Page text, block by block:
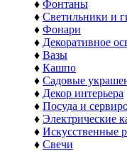
♦ Фонтаны
♦ Светильники и
♦ Фонари
♦ Декоративное
♦ Вазы
♦ Кашпо
♦ Садовые
♦ Декор интерьера
♦ Посуда и
♦ Электрические
♦ Искусственные
♦ Свечи